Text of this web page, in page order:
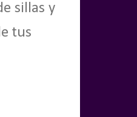
sillas y
tus